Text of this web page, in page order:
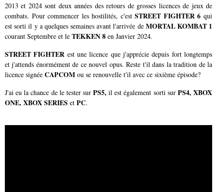
2013 et 2024 sont deux années des retours de grosses licences de jeux de
combats. Pour commencer les hostilités, c'estSTREET FIGHTER 6 qui
est sorti il y a quelques semaines avant l'arrivée de MORTAL KOMBAT 1
courant Septembre et le TEKKEN 8 en Janvier 2024.
STREET FIGHTER est une licence que j'apprécie depuis fort longtemps
et j'attends énormément de ce nouvel opus. Reste t'il dans la tradition de la
licence signée CAPCOM ou se renouvelle t'il avec ce sixième épisode?
J'ai eu la chance de le tester surPS5, il est également sorti sur PS4, XBOX
ONE, XBOX SERIES et PC.